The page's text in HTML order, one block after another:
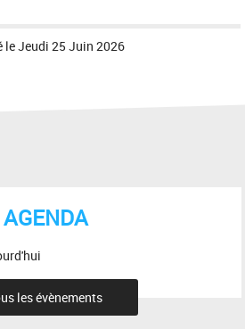
leJeudi 25 Juin 2026
AGENDA
les évènements